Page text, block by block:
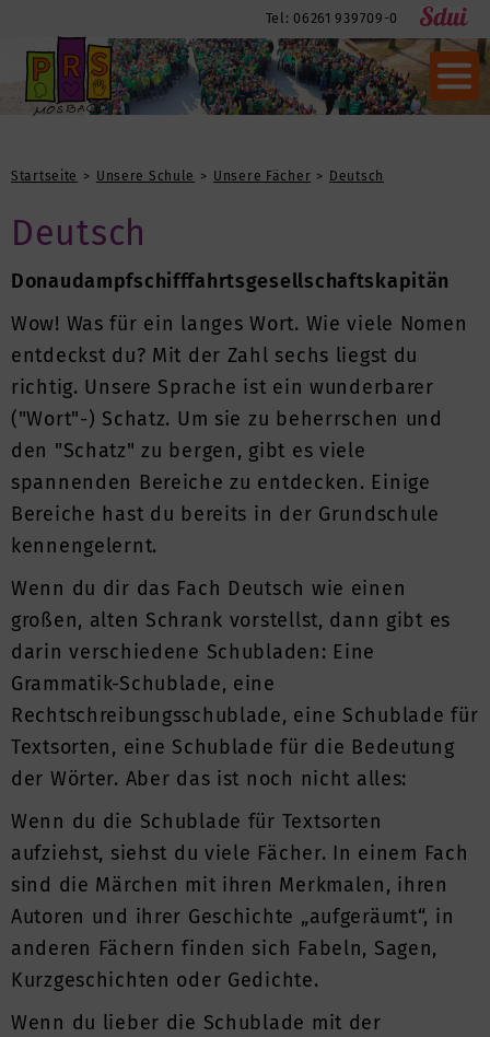
Tel: 06261 939709-0
Startseite Unsere Schule Unsere Fächer Deutsch
Deutsch
Donaudampfschifffahrtsgesellschaftskapitän
Wow! Was für ein langes Wort. Wie viele Nomen
entdeckst du? Mit der Zahl sechs liegst du
richtig. Unsere Sprache ist ein wunderbarer
("Wort"-) Schatz. Um sie zu beherrschen und
den "Schatz" zu bergen, gibt es viele
spannenden Bereiche zu entdecken. Einige
Bereiche hast du bereits in der Grundschule
kennengelernt.
Wenn du dir das Fach Deutsch wie einen
großen, alten Schrank vorstellst, dann gibt es
darin verschiedene Schubladen: Eine
Grammatik-Schublade, eine
Rechtschreibungsschublade, eine Schublade für
Textsorten, eine Schublade für die Bedeutung
der Wörter. Aber das ist noch nicht alles:
Wenn du die Schublade für Textsorten
aufziehst, siehst du viele Fächer. In einem Fach
sind die Märchen mit ihren Merkmalen, ihren
Autoren und ihrer Geschichte „aufgeräumt“, in
anderen Fächern finden sich Fabeln, Sagen,
Kurzgeschichten oder Gedichte.
Wenn du lieber die Schublade mit der